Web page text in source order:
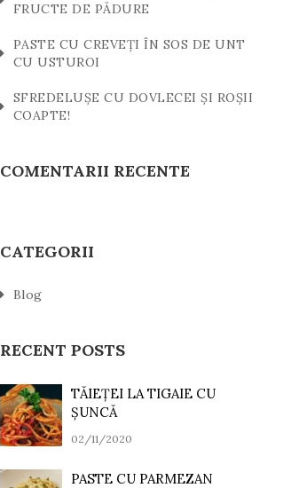
FRUCTE DE PĂDURE
PASTE CU CREVEȚI ÎN SOS DE UNT
CU USTUROI
SFREDELUȘE CU DOVLECEI ȘI ROȘII
COAPTE!
COMENTARII RECENTE
CATEGORII
Blog
RECENT POSTS
TĂIEȚEI LA TIGAIE CU
ȘUNCĂ
02/11/2020
PASTE CU PARMEZAN